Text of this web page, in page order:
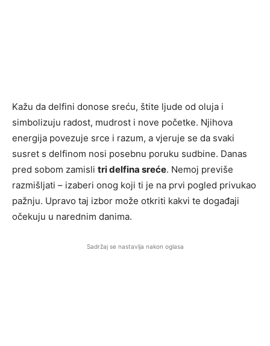
Kažu da delfini donose sreću, štite ljude od oluja i
simbolizuju radost, mudrost i nove početke. Njihova
energija povezuje srce i razum, a vjeruje se da svaki
susret s delfinom nosi posebnu poruku sudbine. Danas
pred sobom zamisli tri delfina sreće. Nemoj previše
razmišljati – izaberi onog koji ti je na prvi pogled privukao
pažnju. Upravo taj izbor može otkriti kakvi te događaji
očekuju u narednim danima.
Sadržaj se nastavlja nakon oglasa